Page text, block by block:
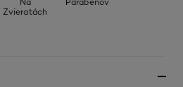
Zvieratách